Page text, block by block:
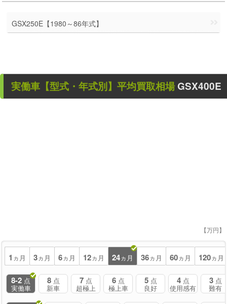
GSX250E【1980～86年式】
実働車 【型式・年式別】平均買取相場GSX400E
【万円】
1 ヵ月 3ヵ月 6ヵ月 12ヵ月 24ヵ月 36ヵ月 60ヵ月 120ヵ月
8-2 点
実働車
8 点
新車
7 点
超極上
6 点
極上車
5 点
良好
4 点
使用感有
3 点
難有